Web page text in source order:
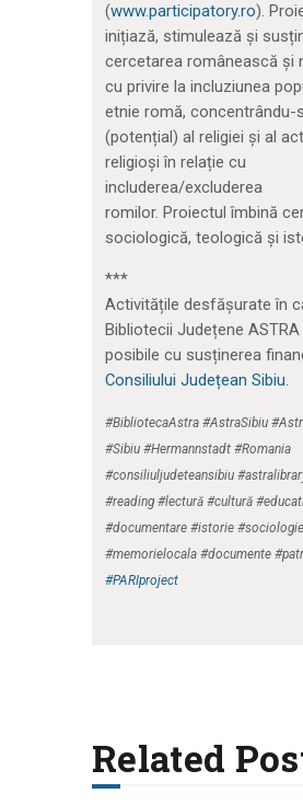
(www.participatory.ro).
inițiază, stimulează și
cercetarea românească și
cu privire la incluziunea
etnie romă, concentrându-
(potențial) al religiei și al
religioși în relație cu
includerea/excluderea
romilor. Proiectul îmbină
sociologică, teologică și
***
Activitățile desfășurate în
Bibliotecii Județene
posibile cu susținerea
Consiliului Județean Sibiu.
#BibliotecaAstra #AstraSibiu
#Sibiu #Hermannstadt #Romania
#consiliuljudeteansibiu
#reading #lectură #cultură
#documentare #istorie
#memorielocala #documente
#PARIproject
Related